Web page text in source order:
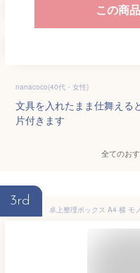
この商
nanacoco(40代・女性)
文具を入れたまま仕舞える
片付きます
全てのお
3rd